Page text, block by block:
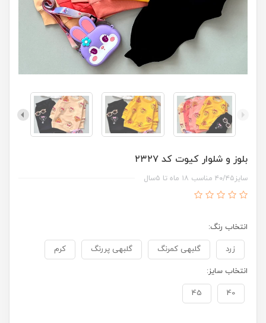
بلوز و شلوار کیوت کد ۲۳۲۷
سایز۴۰/۴۵ مناسب ۱۸ ماه تا ۵سال
انتخاب رنگ:
زرد گلبهی کمرنگ گلبهی پررنگ کرم
انتخاب سایز:
40
45